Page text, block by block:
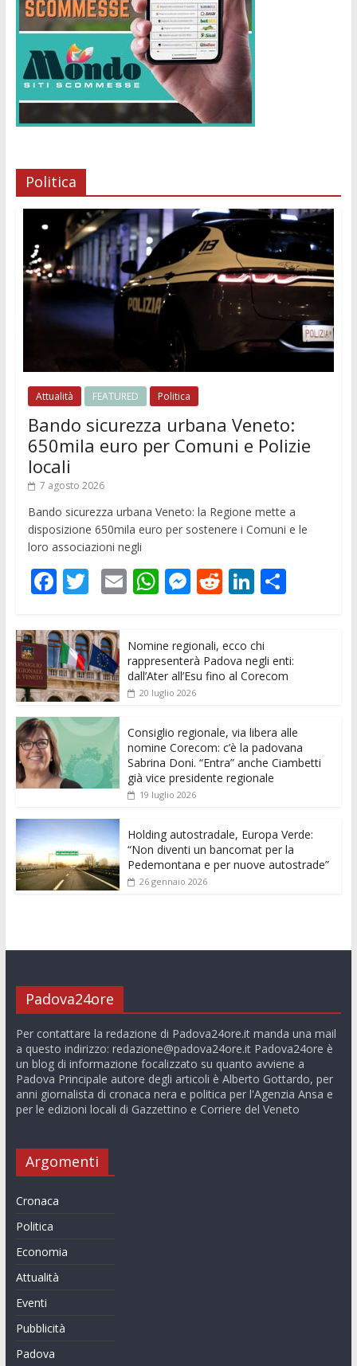
Politica
Attualità FEATURED Politica
Bando sicurezza urbana Veneto:
650mila euro per Comuni e Polizie
locali
7 agosto 2026
Bando sicurezza urbana Veneto: la Regione mette a
disposizione 650mila euro per sostenere i Comuni e le
loro associazioni negli
F
e
b
o
o
k
T
itt
er
E
l
W
s
A
p
p
M
ss
e
n
er
R
di
t
Li
k
e
dI
C
di
vi
Nomine regionali, ecco chi
rappresenterà Padova negli enti:
dall’Ater all’Esu fino al Corecom
20 luglio 2026
Consiglio regionale, via libera alle
nomine Corecom: c’è la padovana
Sabrina Doni. “Entra” anche Ciambetti
già vice presidente regionale
19 luglio 2026
Holding autostradale, Europa Verde:
“Non diventi un bancomat per la
Pedemontana e per nuove autostrade”
26 gennaio 2026
Padova24ore
Per contattare la redazione di Padova24ore.it manda una mail
a questo indirizzo: redazione@padova24ore.itPadova24ore è
un blog di informazione focalizzato su quanto avviene a
Padova Principale autore degli articoli è Alberto Gottardo, per
anni giornalista di cronaca nera e politica per l'Agenzia Ansa e
per le edizioni locali di Gazzettino e Corriere del Veneto
Argomenti
Cronaca
Politica
Economia
Attualità
Eventi
Pubblicità
Padova